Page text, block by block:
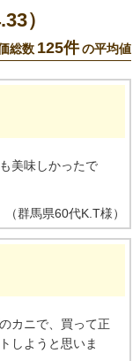
）
総数 125件の平均値
美味しかったで
（群馬県60代K.T様）
カニで、買って正
しようと思いま